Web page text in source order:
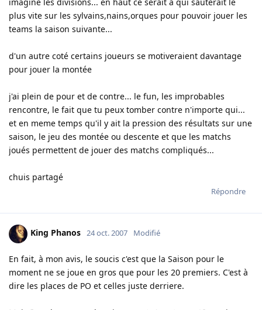
plus vite sur les sylvains,nains,orques pour pouvoir jouer les
teams la saison suivante...
d'un autre coté certains joueurs se motiveraient davantage
pour jouer la montée
j'ai plein de pour et de contre... le fun, les improbables
rencontre, le fait que tu peux tomber contre n'importe qui...
et en meme temps qu'il y ait la pression des résultats sur une
saison, le jeu des montée ou descente et que les matchs
joués permettent de jouer des matchs compliqués...
chuis partagé
Répondre
King Phanos 24 oct. 2007 Modifié
En fait, à mon avis, le soucis c'est que la Saison pour le
moment ne se joue en gros que pour les 20 premiers. C'est à
dire les places de PO et celles juste derriere.